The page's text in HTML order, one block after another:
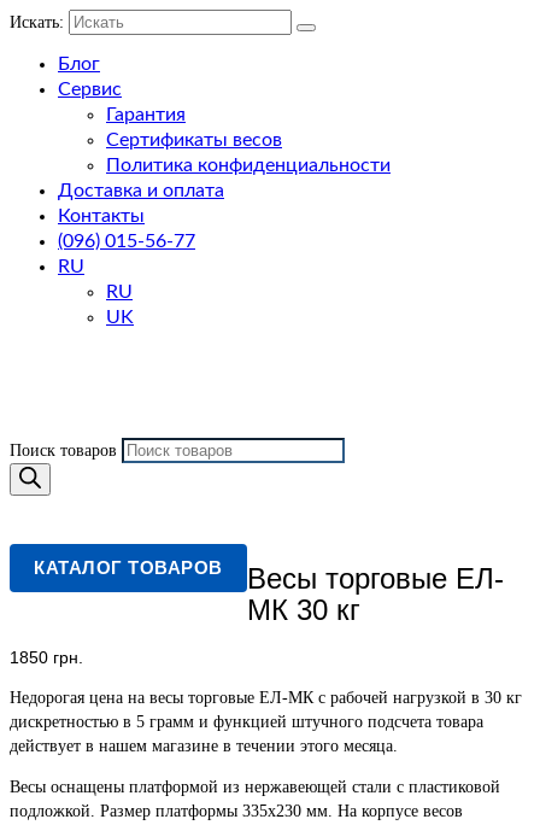
Искать:
Блог
Сервис
Гарантия
Сертификаты весов
Политика конфиденциальности
Доставка и оплата
Контакты
(096) 015-56-77
RU
RU
UK
Поиск товаров
КАТАЛОГ ТОВАРОВ
Весы торговые ЕЛ-
МК 30 кг
1850 грн.
Недорогая цена на весы торговые ЕЛ-МК с рабочей нагрузкой в 30 кг
дискретностью в 5 грамм и функцией штучного подсчета товара
действует в нашем магазине в течении этого месяца.
Весы оснащены платформой из нержавеющей стали с пластиковой
подложкой. Размер платформы 335х230 мм. На корпусе весов